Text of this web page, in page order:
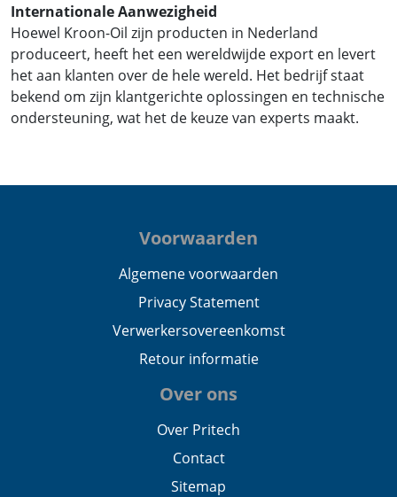
Internationale Aanwezigheid
Hoewel Kroon-Oil zijn producten in Nederland
produceert, heeft het een wereldwijde export en levert
het aan klanten over de hele wereld. Het bedrijf staat
bekend om zijn klantgerichte oplossingen en technische
ondersteuning, wat het de keuze van experts maakt.
Voorwaarden
Algemene voorwaarden
Privacy Statement
Verwerkersovereenkomst
Retour informatie
Over ons
Over Pritech
Contact
Sitemap